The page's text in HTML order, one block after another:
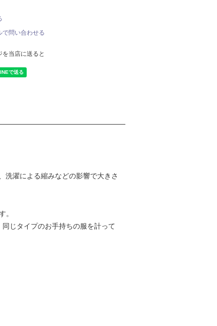
で問い合わせる
当店に送ると
洗濯による縮みなどの影響で大きさ
。
じタイプのお手持ちの服を計って